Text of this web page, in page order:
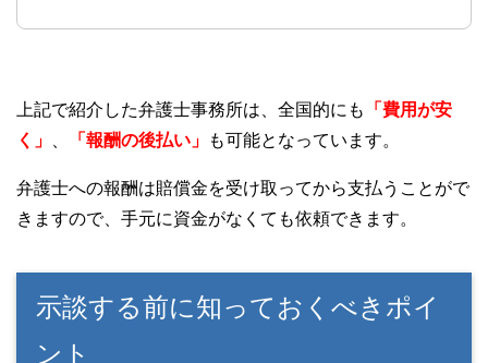
上記で紹介した弁護士事務所は、全国的にも
「費用が安
く」
「報酬の後払い」 も可能となっています。
弁護士への報酬は賠償金を受け取ってから支払うことがで
きますので、手元に資金がなくても依頼できます。
示談する前に知っておくべきポイ
ント